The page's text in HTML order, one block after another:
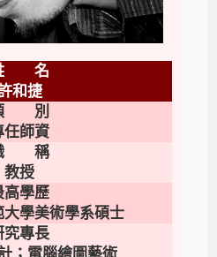
名
和捷
別
任師資
稱
教授
高學歷
大學美術學系碩士
究專長